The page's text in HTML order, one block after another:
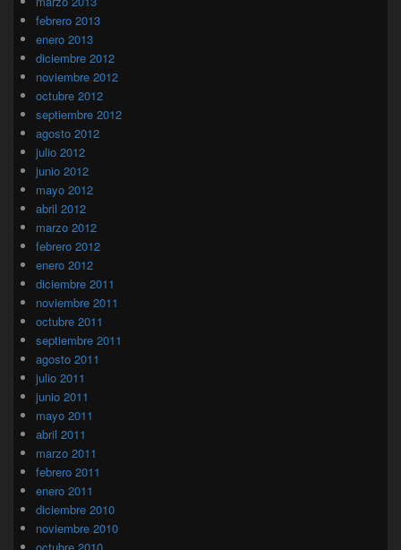
febrero 2013
enero 2013
diciembre 2012
noviembre 2012
octubre 2012
septiembre 2012
agosto 2012
julio 2012
junio 2012
mayo 2012
abril 2012
marzo 2012
febrero 2012
enero 2012
diciembre 2011
noviembre 2011
octubre 2011
septiembre 2011
agosto 2011
julio 2011
junio 2011
mayo 2011
abril 2011
marzo 2011
febrero 2011
enero 2011
diciembre 2010
noviembre 2010
octubre 2010